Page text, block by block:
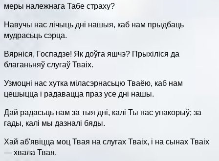
меры належнага Табе страху?
Навучы нас лічыць дні нашыя, каб нам прыдбаць
мудрасьць сэрца.
Вярніся, Госпадзе! Як доўга яшчэ? Прыхіліся да
благаньняў слугаў Тваiх.
Узмоцні нас хутка міласэрнасьцю Тваёю, каб нам
цешыцца і радавацца праз усе дні нашы.
Дай радасьць нам за тыя дні, калі Ты нас упакорыў; за
гады, калі мы дазналі бяды.
Хай аб'явіцца моц Твая на слугах Тваіх, і на сынах Тваіх
— хвала Твая.